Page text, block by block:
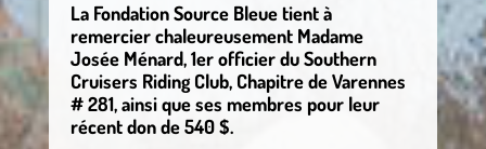
La Fondation Source Bleue tient à
remercier chaleureusement Madame
Josée Ménard, 1er officier du Southern
Cruisers Riding Club, Chapitre de Varennes
# 281, ainsi que ses membres pour leur
récent don de 540 $.